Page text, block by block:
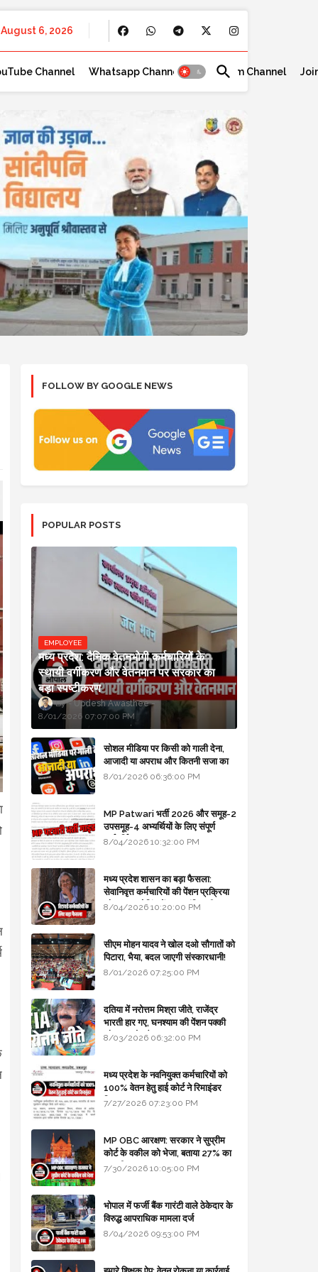
August 6, 2026
Channel Whatsapp Channel Telegram Channel
FOLLOW BY GOOGLE NEWS
POPULAR POSTS
EMPLOYEE
मध्य प्रदेश: दैनिक वेतनभोगी कर्मचारियों के
स्थायी वर्गीकरण और वेतनमान पर सरकार का
बड़ा स्पष्टीकरण
Updesh Awasthee
8/01/2026 07:07:00 PM
सोशल मीडिया पर किसी को गाली देना,
आजादी या अपराध और कितनी सजा का
प्रावधान - free legal advice
8/01/2026 06:36:00 PM
MP Patwari भर्ती 2026 और समूह-2
उपसमूह-4 अभ्यर्थियों के लिए संपूर्ण
मार्गदर्शिका
8/04/2026 10:32:00 PM
मध्य प्रदेश शासन का बड़ा फैसला:
सेवानिवृत्त कर्मचारियों की पेंशन प्रक्रिया
और बजट कोडिंग में हुए क्रांतिकारी
8/04/2026 10:20:00 PM
सीएम मोहन यादव ने खोल दओ सौगातों को
पिटारा, भैया, बदल जाएगी संस्कारधानी!
8/01/2026 07:25:00 PM
दतिया में नरोत्तम मिश्रा जीते, राजेंद्र
भारती हार गए, घनश्याम की पेंशन पक्की
और आशुतोष बैक टू...
8/03/2026 06:32:00 PM
मध्य प्रदेश के नवनियुक्त कर्मचारियों को
100% वेतन हेतु हाई कोर्ट ने रिमाइंडर
लिखा
7/27/2026 07:23:00 PM
MP OBC आरक्षण: सरकार ने सुप्रीम
कोर्ट के वकील को भेजा, बताया 27% का
कानूनी आधार
7/30/2026 10:05:00 PM
भोपाल में फर्जी बैंक गारंटी वाले ठेकेदार के
विरुद्ध आपराधिक मामला दर्ज
8/04/2026 09:53:00 PM